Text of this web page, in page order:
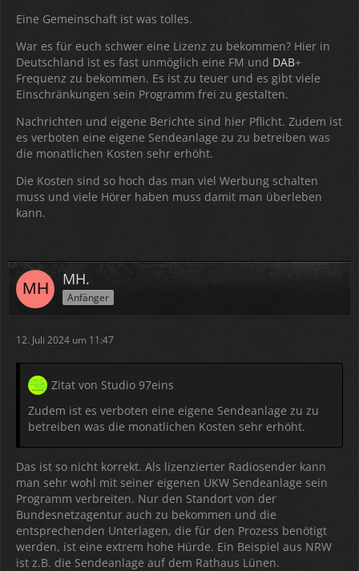
Eine Gemeinschaft ist was tolles.
War es für euch schwer eine Lizenz zu bekommen? Hier in
Deutschland ist es fast unmöglich eine FM und DAB+
Frequenz zu bekommen. Es ist zu teuer und es gibt viele
Einschränkungen sein Programm frei zu gestalten.
Nachrichten und eigene Berichte sind hier Pflicht. Zudem ist
es verboten eine eigene Sendeanlage zu zu betreiben was
die monatlichen Kosten sehr erhöht.
Die Kosten sind so hoch das man viel Werbung schalten
muss und viele Hörer haben muss damit man überleben
kann.
MH.
Anfänger
12. Juli 2024 um 11:47
Zitat von Studio 97eins
Zudem ist es verboten eine eigene Sendeanlage zu zu
betreiben was die monatlichen Kosten sehr erhöht.
Das ist so nicht korrekt. Als lizenzierter Radiosender kann
man sehr wohl mit seiner eigenen UKW Sendeanlage sein
Programm verbreiten. Nur den Standort von der
Bundesnetzagentur auch zu bekommen und die
entsprechenden Unterlagen, die für den Prozess benötigt
werden, ist eine extrem hohe Hürde. Ein Beispiel aus NRW
ist z.B. die Sendeanlage auf dem Rathaus Lünen.